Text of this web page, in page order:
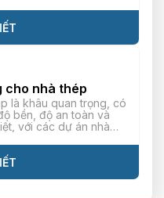
cho nhà thép
là khâu quan trọng, có
bền, độ an toàn và
với các dự án nhà